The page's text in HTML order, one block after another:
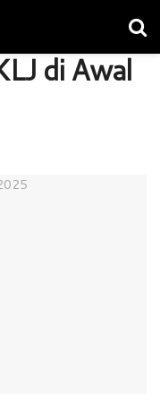
di Awal